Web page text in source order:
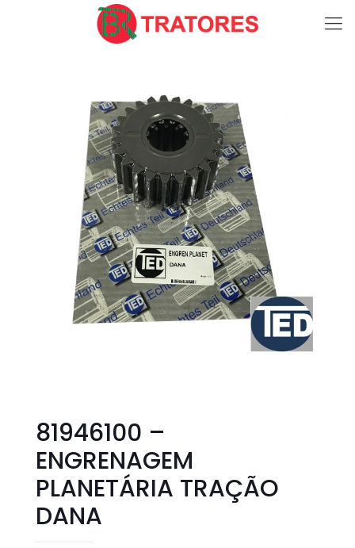
81946100 –
ENGRENAGEM
PLANETÁRIA TRAÇÃO
DANA